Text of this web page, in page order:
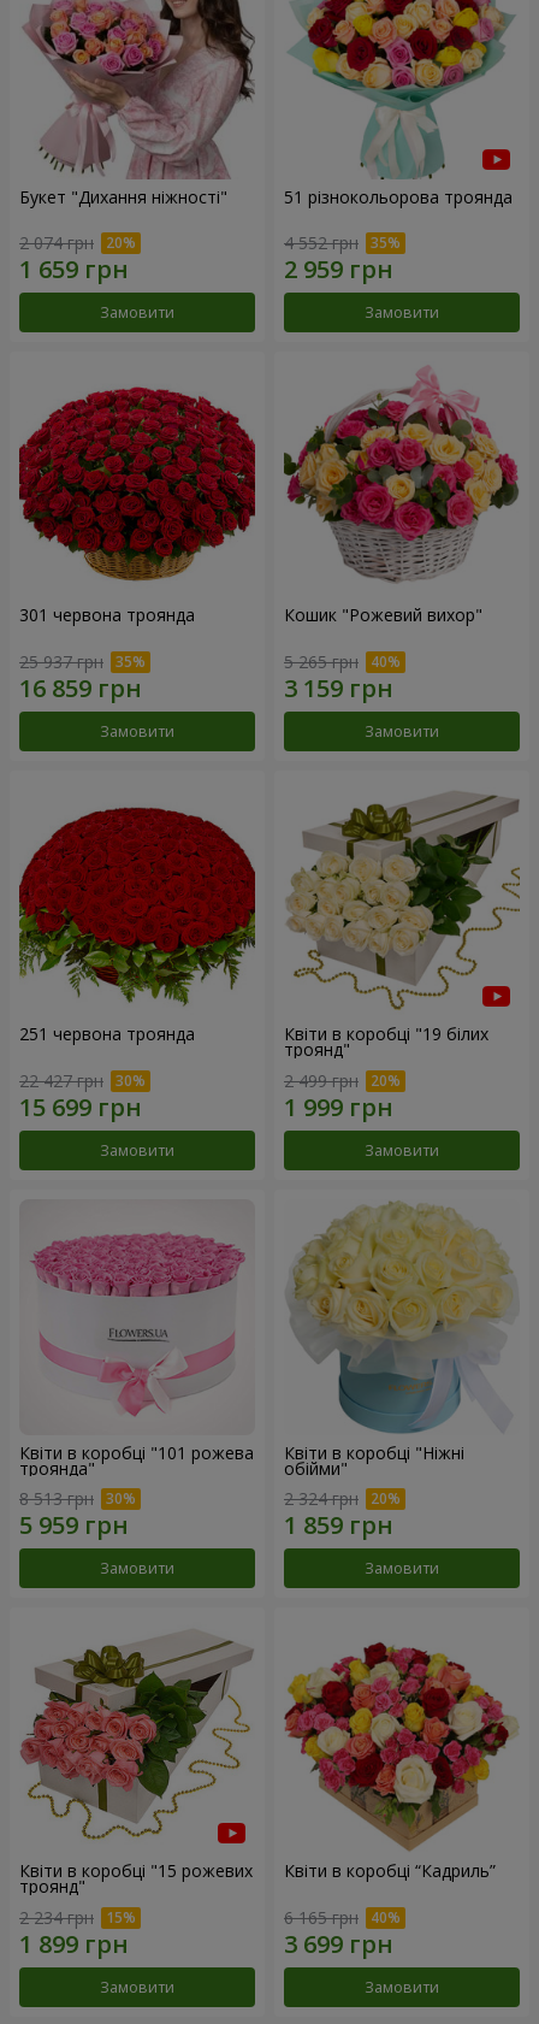
Букет "Дихання ніжності"
2 074 грн
Замовити
51 різнокольорова троянда
4 552 грн
Замовити
301 червона троянда
25 937 грн
Замовити
Кошик "Рожевий вихор"
5 265 грн
Замовити
251 червона троянда
22 427 грн
Замовити
Квіти в коробці "19 білих
троянд"
2 499 грн
Замовити
Квіти в коробці "101 рожева
троянда"
8 513 грн
Замовити
Квіти в коробці "Ніжні
обійми"
2 324 грн
Замовити
Квіти в коробці "15 рожевих
троянд"
2 234 грн
Замовити
Квіти в коробці “Кадриль”
6 165 грн
Замовити